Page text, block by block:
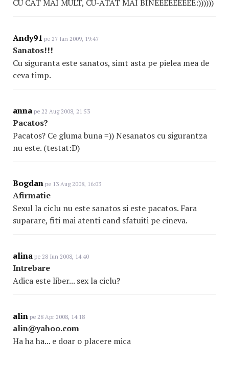
CU CAT MAI MULT, CU-ATAT MAI BINEEEEEEEEE:))))))
Andy91 pe 27 Ian 2009, 19:47
Sanatos!!!
Cu siguranta este sanatos, simt asta pe pielea mea de
ceva timp.
anna pe 22 Aug 2008, 21:53
Pacatos?
Pacatos? Ce gluma buna =)) Nesanatos cu sigurantza
nu este. (testat:D)
Bogdan pe 13 Aug 2008, 16:03
Afirmatie
Sexul la ciclu nu este sanatos si este pacatos. Fara
suparare, fiti mai atenti cand sfatuiti pe cineva.
alina pe 28 Iun 2008, 14:40
Intrebare
Adica este liber... sex la ciclu?
alin pe 28 Apr 2008, 14:18
alin@yahoo.com
Ha ha ha... e doar o placere mica